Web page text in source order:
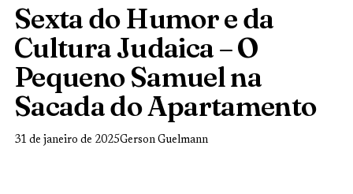
Sexta do Humor e da
Cultura Judaica – O
Pequeno Samuel na
Sacada do Apartamento
31 de janeiro de 2025Gerson Guelmann